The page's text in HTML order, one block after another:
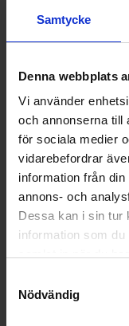
Samtycke
Denna webbplats
Vi använder
och annonserna till
för sociala medier
vidarebefordrar
information från
annons- och
Dessa kan i sin tur
information som
Nödvändig
Stekpanna
Lodge cast